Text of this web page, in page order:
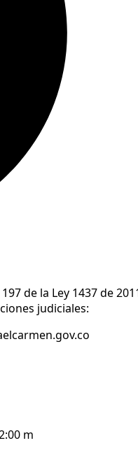
de la Ley 1437 de
judiciales:
m